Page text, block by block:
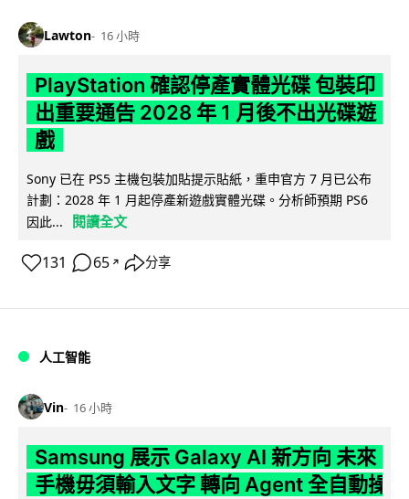
Lawton 16 小時
PlayStation 確認停產實體光碟 包裝印
出重要通告 2028 年 1 月後不出光碟遊
戲
Sony 已在 PS5 主機包裝加貼提示貼紙，重申官方 7 月已公布
計劃：2028 年 1 月起停產新遊戲實體光碟。分析師預期 PS6
因此...
閱讀全文
131 65 ↗ 分享
人工智能
Vin 16 小時
Samsung 展示 Galaxy AI 新方向 未來
手機毋須輸入文字 轉向 Agent 全自動操